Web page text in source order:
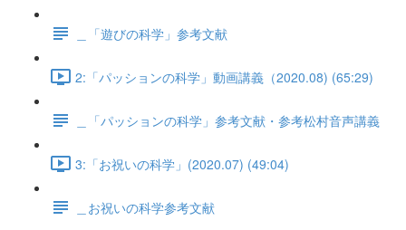
＿「遊びの科学」参考文献
2:「パッションの科学」動画講義（2020.08) (65:29)
＿「パッションの科学」参考文献・参考松村音声講義
3:「お祝いの科学」(2020.07) (49:04)
＿お祝いの科学参考文献